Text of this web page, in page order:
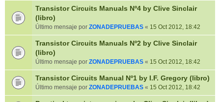
Transistor Circuits Manuals Nº4 by Clive Sinclair
(libro)
Último mensaje por ZONADEPRUEBAS « 15 Oct 2012, 18:42
Transistor Circuits Manuals Nº2 by Clive Sinclair
(libro)
Último mensaje por ZONADEPRUEBAS « 15 Oct 2012, 18:42
Transistor Circuits Manual Nº1 by I.F. Gregory (libro)
Último mensaje por ZONADEPRUEBAS « 15 Oct 2012, 18:42